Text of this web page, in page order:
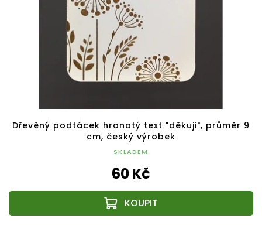
Dřevěný podtácek hranatý text "děkuji", průměr 9
cm, český výrobek
SKLADEM
60 Kč